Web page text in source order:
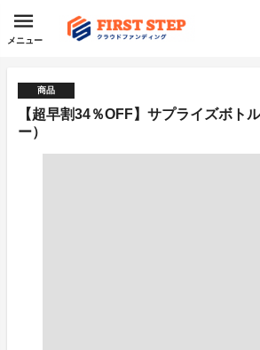
メニュー
商品
【超早割34％OFF】サプライズボト
ー）